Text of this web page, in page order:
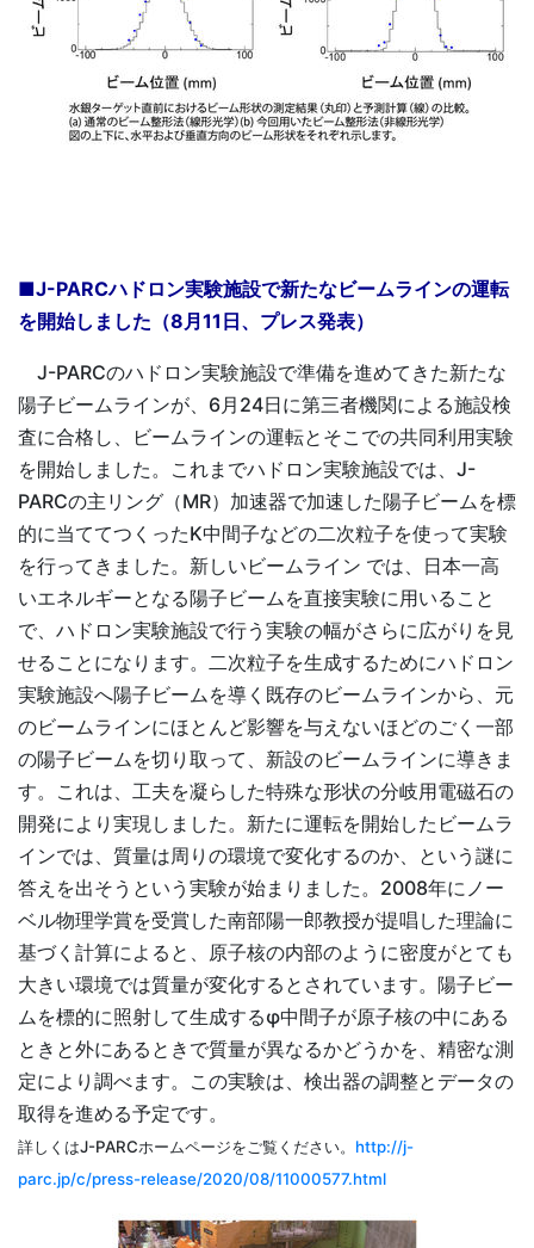
■J-PARCハドロン実験施設で新たなビームラインの運転
を開始しました（8月11日、プレス発表）
J-PARCのハドロン実験施設で準備を進めてきた新たな
陽子ビームラインが、6⽉24⽇に第三者機関による施設検
査に合格し、ビームラインの運転とそこでの共同利用実験
を開始しました。これまでハドロン実験施設では、J-
PARCの主リング（MR）加速器で加速した陽子ビームを標
的に当ててつくったK中間子などの二次粒子を使って実験
を行ってきました。新しいビームライン では、日本一高
いエネルギーとなる陽子ビームを直接実験に用いること
で、ハドロン実験施設で行う実験の幅がさらに広がりを見
せることになります。二次粒子を生成するためにハドロン
実験施設へ陽子ビームを導く既存のビームラインから、元
のビームラインにほとんど影響を与えないほどのごく一部
の陽子ビームを切り取って、新設のビームラインに導きま
す。これは、工夫を凝らした特殊な形状の分岐用電磁石の
開発により実現しました。新たに運転を開始したビームラ
インでは、質量は周りの環境で変化するのか、という謎に
答えを出そうという実験が始まりました。2008年にノー
ベル物理学賞を受賞した南部陽一郎教授が提唱した理論に
基づく計算によると、原子核の内部のように密度がとても
大きい環境では質量が変化するとされています。陽子ビー
ムを標的に照射して生成するφ中間子が原子核の中にある
ときと外にあるときで質量が異なるかどうかを、精密な測
定により調べます。この実験は、検出器の調整とデータの
取得を進める予定です。
詳しくはJ-PARCホームページをご覧ください。 http://j-
parc.jp/c/press-release/2020/08/11000577.html